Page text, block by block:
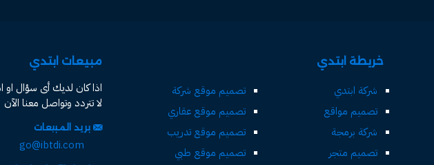
خريطة ابتدي
شركة ابتدي
تصميم مواقع
شركة برمجة
تصميم متجر
تصميم موقع شركة
تصميم موقع عقاري
تصميم موقع تدريب
تصميم موقع طبي
مبيعات ابتدي
اذا كان لديك أى سؤال او
لا تتردد وتواصل معنا الآن
بريد المبيعات
go@ibtdi.com